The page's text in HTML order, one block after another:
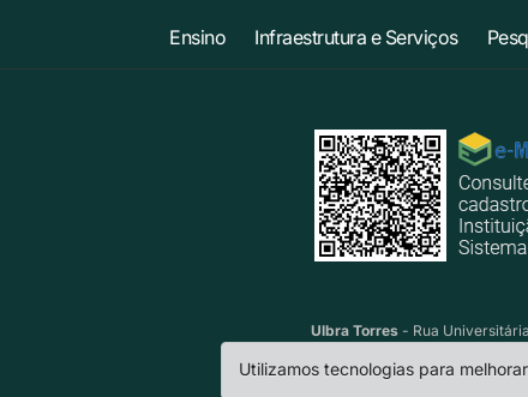
Ensino Infraestrutura e Serviços
Ulbra Torres- Rua
Utilizamos tecnologias para